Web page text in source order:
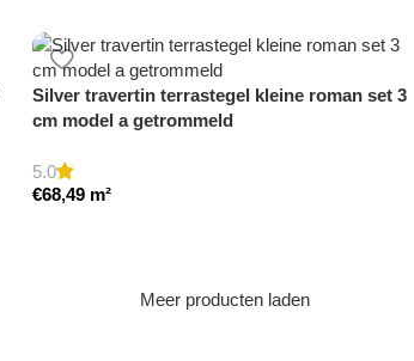
Silver travertin terrastegel kleine roman set 3
cm model a getrommeld
5.0
€68,49 m²
Meer producten laden